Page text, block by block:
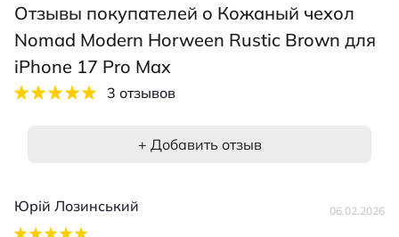
Отзывы покупателей о Кожаный чехол
Nomad Modern Horween Rustic Brown для
iPhone 17 Pro Max
3 отзывов
+ Добавить отзыв
Юрій Лозинський 06.02.2026